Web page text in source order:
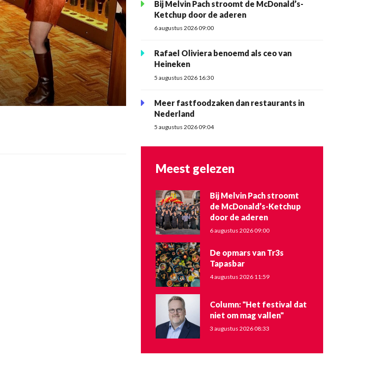
Bij Melvin Pach stroomt de McDonald’s-
Ketchup door de aderen
6 augustus 2026 09:00
Rafael Oliviera benoemd als ceo van
Heineken
5 augustus 2026 16:30
Meer fastfoodzaken dan restaurants in
Nederland
5 augustus 2026 09:04
Meest gelezen
Bij Melvin Pach stroomt
de McDonald’s-Ketchup
door de aderen
6 augustus 2026 09:00
De opmars van Tr3s
Tapasbar
4 augustus 2026 11:59
Column: "Het festival dat
niet om mag vallen"
3 augustus 2026 08:33